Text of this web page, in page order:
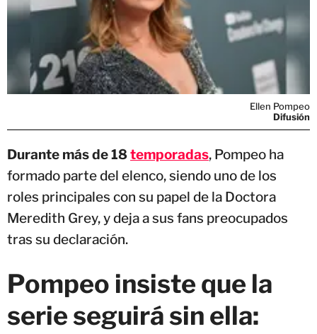
Ellen Pompeo
Difusión
Durante más de 18temporadas, Pompeo ha
formado parte del elenco, siendo uno de los
roles principales con su papel de la Doctora
Meredith Grey, y deja a sus fans preocupados
tras su declaración.
Pompeo insiste que la
serie seguirá sin ella: